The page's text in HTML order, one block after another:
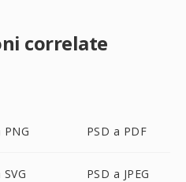
correlate
PNG PSD a PDF
PSD a JPEG